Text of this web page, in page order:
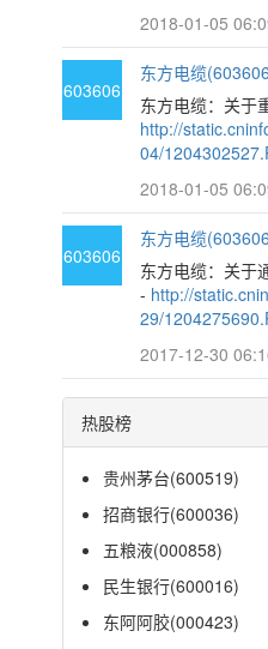
2018-01-05
603606
东方电缆
东方电缆：关于
http://
04/
2018-01-05
603606
东方电缆
东方电缆：关于
- http://
29/
2017-12-30
热股榜
贵州茅台(600519)
招商银行(600036)
五粮液(000858)
民生银行(600016)
东阿阿胶(000423)